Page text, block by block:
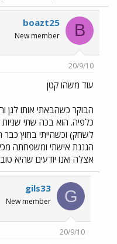
B
boazt25
New member
20/9/10
עוד משהו קטן
הבוקר כשהבאתי אותו לגן
כלפיה. הוא בכה שתי
לשחק) וכשהייתי בחוץ
הגננת אישתי ומשפחתה
אצלה ואנו יודעים שהיא
G
gils33
New member
20/9/10